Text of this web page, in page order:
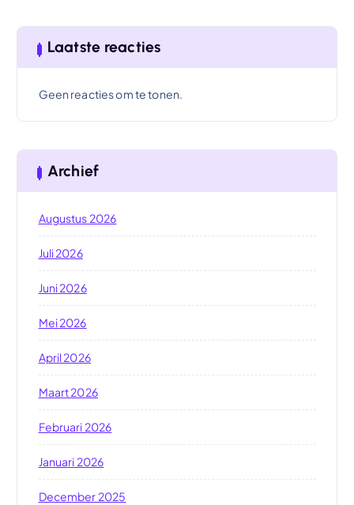
Laatste reacties
Geen reacties om te tonen.
Archief
Augustus 2026
Juli 2026
Juni 2026
Mei 2026
April 2026
Maart 2026
Februari 2026
Januari 2026
December 2025